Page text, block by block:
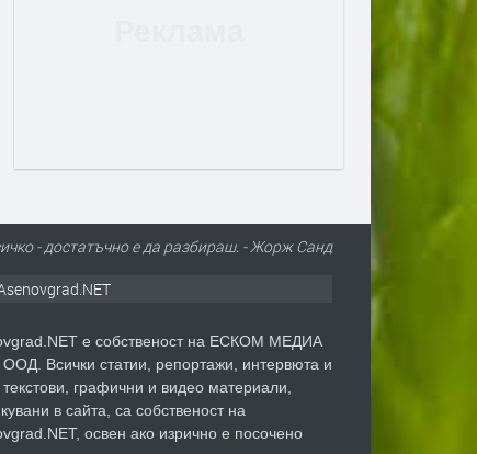
- достатъчно е да разбираш. - Жорж Санд
е собственост на ЕСКОМ МЕДИА
Всички статии, репортажи, интервюта и
текстови, графични и видео материали,
в сайта, са собственост на
освен ако изрично е посочено